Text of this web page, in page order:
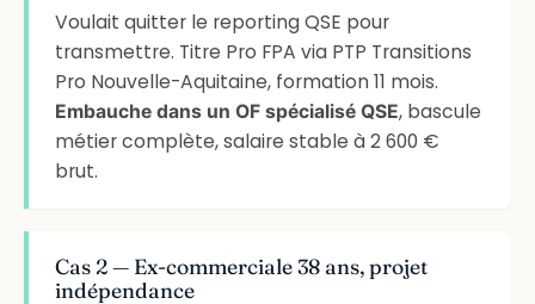
Voulait quitter le reporting QSE pour
transmettre. Titre Pro FPA via PTP Transitions
Pro Nouvelle-Aquitaine, formation 11 mois.
Embauche dans un OF spécialisé QSE, bascule
métier complète, salaire stable à 2 600 €
brut.
Cas 2 — Ex-commerciale 38 ans, projet
indépendance